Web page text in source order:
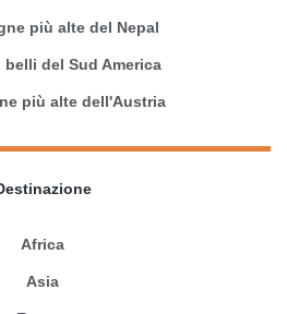
più alte del Nepal
belli del Sud America
più alte dell'Austria
Africa
Asia